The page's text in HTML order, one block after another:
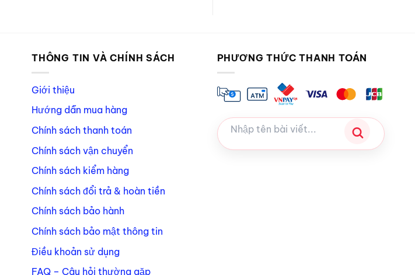
THÔNG TIN VÀ CHÍNH SÁCH
Giới thiệu
Hướng dẫn mua hàng
Chính sách thanh toán
Chính sách vận chuyển
Chính sách kiểm hàng
Chính sách đổi trả & hoàn tiền
Chính sách bảo hành
Chính sách bảo mật thông tin
Điều khoản sử dụng
FAQ – Câu hỏi thường gặp
PHƯƠNG THỨC THANH TOÁN